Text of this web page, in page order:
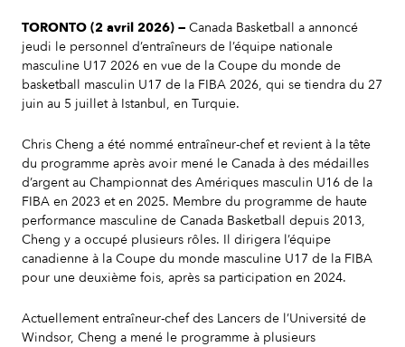
TORONTO (2 avril 2026) — Canada Basketball a annoncé
jeudi le personnel d’entraîneurs de l’équipe nationale
masculine U17 2026 en vue de la Coupe du monde de
basketball masculin U17 de la FIBA 2026, qui se tiendra du 27
juin au 5 juillet à Istanbul, en Turquie.
Chris Cheng a été nommé entraîneur-chef et revient à la tête
du programme après avoir mené le Canada à des médailles
d’argent au Championnat des Amériques masculin U16 de la
FIBA en 2023 et en 2025. Membre du programme de haute
performance masculine de Canada Basketball depuis 2013,
Cheng y a occupé plusieurs rôles. Il dirigera l’équipe
canadienne à la Coupe du monde masculine U17 de la FIBA
pour une deuxième fois, après sa participation en 2024.
Actuellement entraîneur-chef des Lancers de l’Université de
Windsor, Cheng a mené le programme à plusieurs